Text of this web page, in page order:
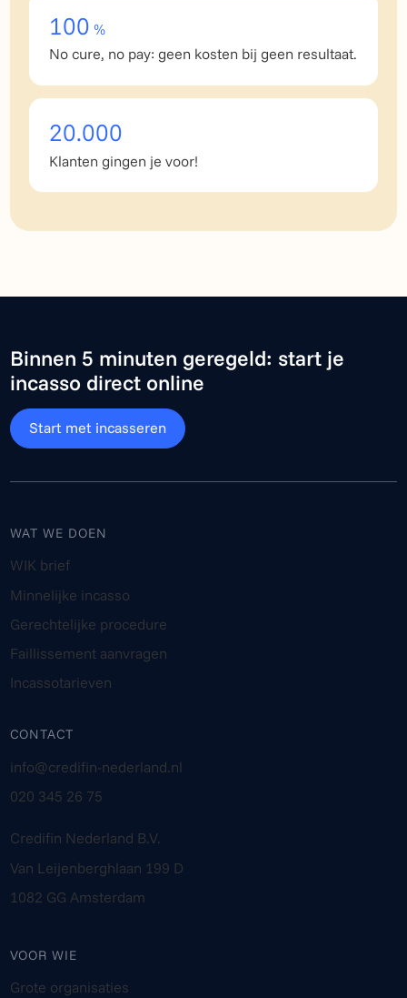
100 %
No cure, no pay: geen kosten bij geen resultaat.
20.000
Klanten gingen je voor!
Binnen 5 minuten geregeld: start je
incasso direct online
Start met incasseren
WAT WE DOEN
WIK brief
Minnelijke incasso
Gerechtelijke procedure
Faillissement aanvragen
Incassotarieven
CONTACT
info@credifin-nederland.nl
020 345 26 75
Credifin Nederland B.V.
Van Leijenberghlaan 199 D
1082 GG Amsterdam
VOOR WIE
Grote organisaties